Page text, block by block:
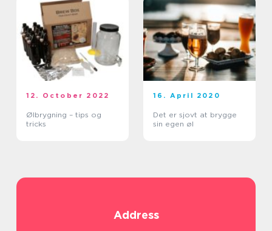
12. October 2022
Ølbrygning – tips og
tricks
16. April 2020
Det er sjovt at brygge
sin egen øl
Address